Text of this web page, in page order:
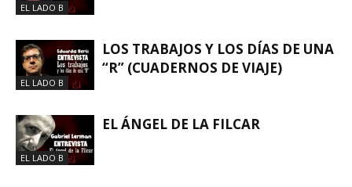
EL LADO B
EL LADO B
LOS TRABAJOS Y LOS DÍAS DE UNA
“R” (CUADERNOS DE VIAJE)
EL LADO B
EL ÁNGEL DE LA FILCAR